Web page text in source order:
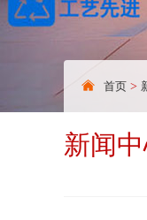
首页 >
新闻